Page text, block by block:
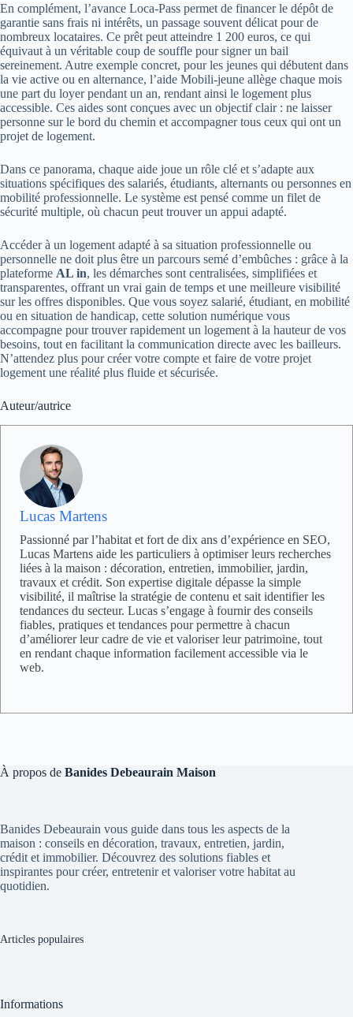
En complément, l’avance Loca-Pass permet de financer le dépôt de
garantie sans frais ni intérêts, un passage souvent délicat pour de
nombreux locataires. Ce prêt peut atteindre 1 200 euros, ce qui
équivaut à un véritable coup de souffle pour signer un bail
sereinement. Autre exemple concret, pour les jeunes qui débutent dans
la vie active ou en alternance, l’aide Mobili-jeune allège chaque mois
une part du loyer pendant un an, rendant ainsi le logement plus
accessible. Ces aides sont conçues avec un objectif clair : ne laisser
personne sur le bord du chemin et accompagner tous ceux qui ont un
projet de logement.
Dans ce panorama, chaque aide joue un rôle clé et s’adapte aux
situations spécifiques des salariés, étudiants, alternants ou personnes en
mobilité professionnelle. Le système est pensé comme un filet de
sécurité multiple, où chacun peut trouver un appui adapté.
Accéder à un logement adapté à sa situation professionnelle ou
personnelle ne doit plus être un parcours semé d’embûches : grâce à la
plateforme AL in, les démarches sont centralisées, simplifiées et
transparentes, offrant un vrai gain de temps et une meilleure visibilité
sur les offres disponibles. Que vous soyez salarié, étudiant, en mobilité
ou en situation de handicap, cette solution numérique vous
accompagne pour trouver rapidement un logement à la hauteur de vos
besoins, tout en facilitant la communication directe avec les bailleurs.
N’attendez plus pour créer votre compte et faire de votre projet
logement une réalité plus fluide et sécurisée.
Auteur/autrice
Lucas Martens
Passionné par l’habitat et fort de dix ans d’expérience en SEO,
Lucas Martens aide les particuliers à optimiser leurs recherches
liées à la maison : décoration, entretien, immobilier, jardin,
travaux et crédit. Son expertise digitale dépasse la simple
visibilité, il maîtrise la stratégie de contenu et sait identifier les
tendances du secteur. Lucas s’engage à fournir des conseils
fiables, pratiques et tendances pour permettre à chacun
d’améliorer leur cadre de vie et valoriser leur patrimoine, tout
en rendant chaque information facilement accessible via le
web.
À propos de Banides Debeaurain Maison
Banides Debeaurain vous guide dans tous les aspects de la
maison : conseils en décoration, travaux, entretien, jardin,
crédit et immobilier. Découvrez des solutions fiables et
inspirantes pour créer, entretenir et valoriser votre habitat au
quotidien.
Articles populaires
Informations